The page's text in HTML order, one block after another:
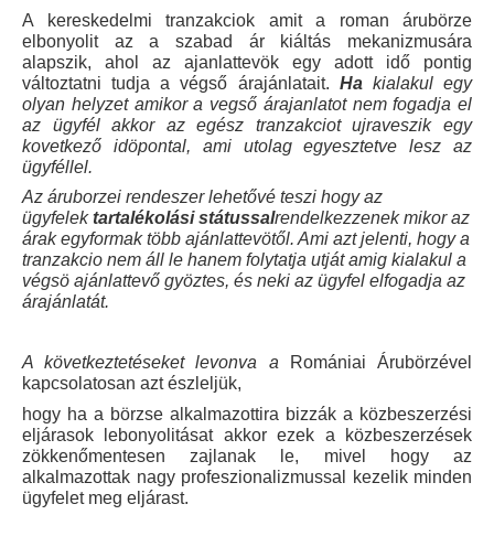
A kereskedelmi tranzakciok amit a roman árubörze
elbonyolit az a szabad ár kiáltás mekanizmusára
alapszik, ahol az ajanlattevök egy adott idő pontig
változtatni tudja a végső árajánlatait. Ha kialakul egy
olyan helyzet amikor a vegső árajanlatot nem fogadja el
az ügyfél akkor az egész tranzakciot ujraveszik egy
kovetkező idöpontal, ami utolag egyesztetve lesz az
ügyféllel.
Az áruborzei rendeszer lehetővé teszi hogy az
ügyfelektartalékolási státussalrendelkezzenek mikor az
árak egyformak több ajánlattevötől. Ami azt jelenti, hogy a
tranzakcio nem áll le hanem folytatja utját amig kialakul a
végsö ajánlattevő gyöztes, és neki az ügyfel elfogadja az
árajánlatát.
A következtetéseket levonva a Romániai Árubörzével
kapcsolatosan azt észleljük,
hogy ha a börzse alkalmazottira bizzák a közbeszerzési
eljárasok lebonyolitásat akkor ezek a közbeszerzések
zökkenőmentesen zajlanak le, mivel hogy az
alkalmazottak nagy profeszionalizmussal kezelik minden
ügyfelet meg eljárast.